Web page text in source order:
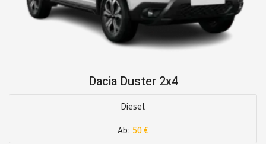
Dacia Duster 2x4
Diesel
Ab: 50 €